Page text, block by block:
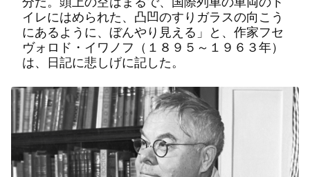
イレにはめられた、凸凹のすりガラスの向こう
にあるように、ぼんやり見える」と、作家フセ
ヴォロド・イワノフ（１８９５～１９６３年）
は、日記に悲しげに記した。